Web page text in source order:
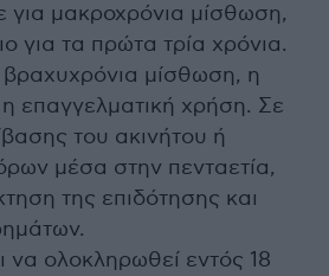
για μακροχρόνια μίσθωση,
για τα πρώτα τρία χρόνια.
μίσθωση, η
επαγγελματική χρήση. Σε
του ακινήτου ή
μέσα στην πενταετία,
της επιδότησης και
να ολοκληρωθεί εντός 18